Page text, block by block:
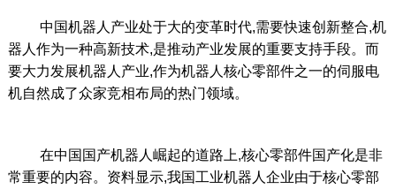
中国机器人产业处于大的变革时代,需要快速创新整合,机
器人作为一种高新技术,是推动产业发展的重要支持手段。而
要大力发展机器人产业,作为机器人核心零部件之一的伺服电
机自然成了众家竞相布局的热门领域。
在中国国产机器人崛起的道路上,核心零部件国产化是非
常重要的内容。资料显示,我国工业机器人企业由于核心零部